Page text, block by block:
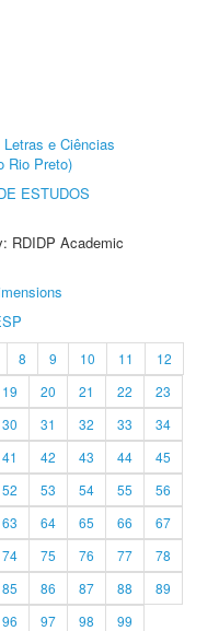
e Ciências
Rio Preto)
ESTUDOS
RDIDP Academic
8 9 10 11
12
19 20 21 22
23
30 31 32 33
34
41 42 43 44
45
52 53 54 55
56
63 64 65 66
67
74 75 76 77
78
85 86 87 88
89
96 97 98
99